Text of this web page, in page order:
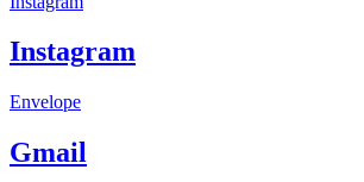
Instagram
Envelope
Gmail